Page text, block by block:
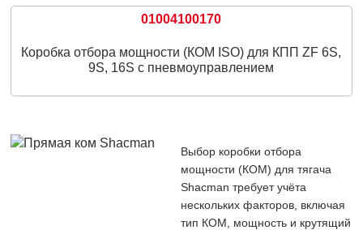
01004100170
Коробка отбора мощности (КОМ ISO) для КПП ZF 6S,
9S, 16S с пневмоуправлением
Выбор коробки отбора
мощности (КОМ) для тягача
Shacman требует учёта
нескольких факторов, включая
тип КОМ, мощность и крутящий